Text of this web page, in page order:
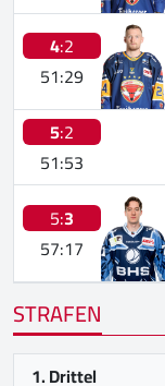
4:2
51:29
5:2
51:53
5:3
57:17
STRAFEN
1. Drittel